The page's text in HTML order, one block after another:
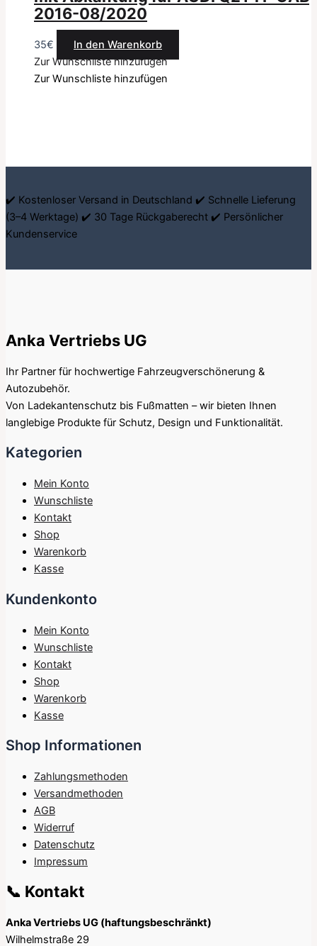
2016-08/2020
35€
In den Warenkorb
Zur Wunschliste hinzufügen
Zur Wunschliste hinzufügen
✔️ Kostenloser Versand in Deutschland ✔️ Schnelle Lieferung
(3–4 Werktage) ✔️ 30 Tage Rückgaberecht ✔️ Persönlicher
Kundenservice
Anka Vertriebs UG
Ihr Partner für hochwertige Fahrzeugverschönerung &
Autozubehör.
Von Ladekantenschutz bis Fußmatten – wir bieten Ihnen
langlebige Produkte für Schutz, Design und Funktionalität.
Kategorien
Mein Konto
Wunschliste
Kontakt
Shop
Warenkorb
Kasse
Kundenkonto
Mein Konto
Wunschliste
Kontakt
Shop
Warenkorb
Kasse
Shop Informationen
Zahlungsmethoden
Versandmethoden
AGB
Widerruf
Datenschutz
Impressum
📞 Kontakt
Anka Vertriebs UG (haftungsbeschränkt)
Wilhelmstraße 29